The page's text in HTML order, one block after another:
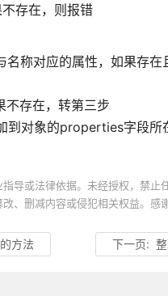
存在，则报错
称对应的属性，如果存
不存在，转第三步
对象的properties字段所
导或法律依据。未经授权，禁
、删减内容或侵犯相关权益。感
方法 下一页: